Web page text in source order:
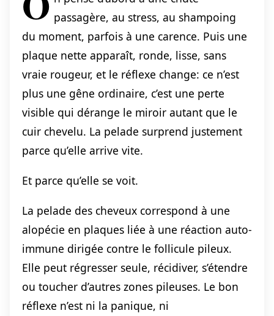
passagère, au stress, au shampoing
du moment, parfois à une carence. Puis une
plaque nette apparaît, ronde, lisse, sans
vraie rougeur, et le réflexe change: ce n’est
plus une gêne ordinaire, c’est une perte
visible qui dérange le miroir autant que le
cuir chevelu. La pelade surprend justement
parce qu’elle arrive vite.
Et parce qu’elle se voit.
La pelade des cheveux correspond à une
alopécie en plaques liée à une réaction auto-
immune dirigée contre le follicule pileux.
Elle peut régresser seule, récidiver, s’étendre
ou toucher d’autres zones pileuses. Le bon
réflexe n’est ni la panique, ni